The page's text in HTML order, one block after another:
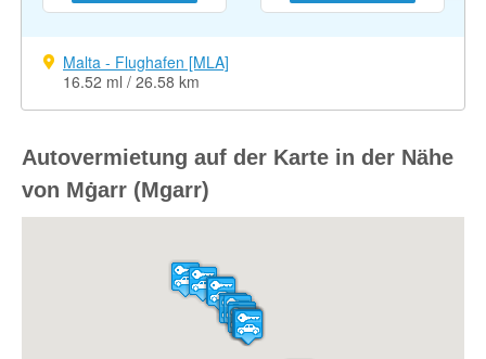
Malta - Flughafen [MLA]
16.52 ml / 26.58 km
Autovermietung auf der Karte in der Nähe
von Mġarr (Mgarr)